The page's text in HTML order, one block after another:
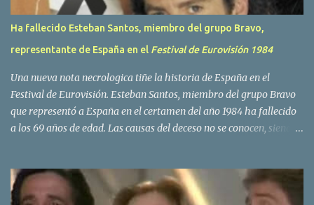
Ha fallecido Esteban Santos, miembro del grupo Bravo,
representante de España en el Festival de Eurovisión 1984
Una nueva nota necrologica tiñe la historia de España en el
Festival de Eurovisión. Esteban Santos, miembro del grupo Bravo
que representó a España en el certamen del año 1984 ha fallecido
a los 69 años de edad. Las causas del deceso no se conocen, siendo
traves de las redes sociales. Nacido en Tolosa en 1951, durante su
epoca universitaria en la carrera de empresariales conoció al